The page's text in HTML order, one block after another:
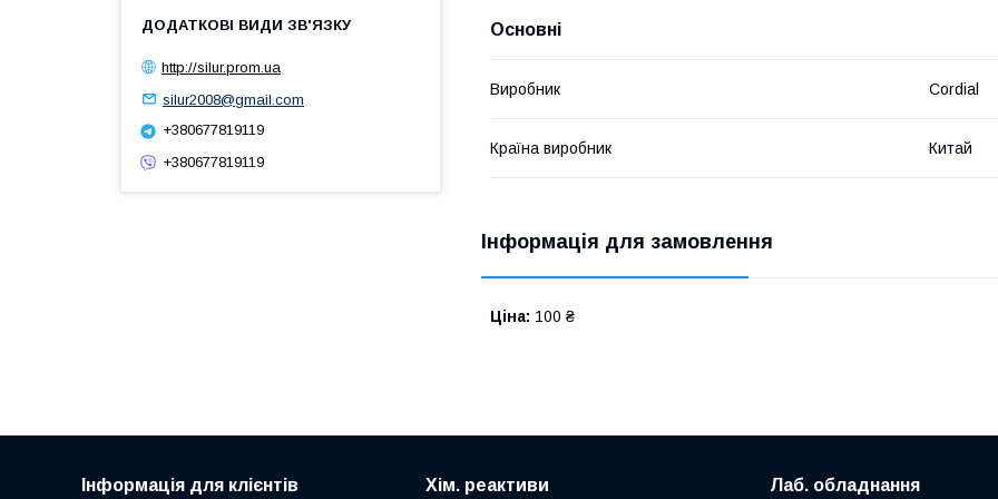
Основні
Виробник Cordial
Країна виробник Китай
Інформація для замовлення
Ціна: 100 ₴
http://silur.prom.ua
silur2008@gmail.com
+380677819119
+380677819119
Інформація для клієнтів Хім. реактиви Лаб. обладнання